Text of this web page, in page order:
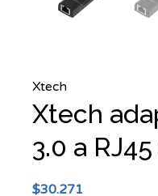
Xtech
Xtech
3.0 a
$30.271